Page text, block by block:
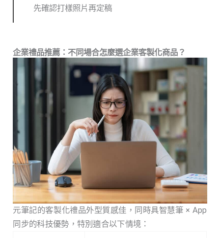
先確認打樣照片再定稿
企業禮品推薦：不同場合怎麼選企業客製化商品？
元筆記的客製化禮品外型質感佳，同時具智慧筆 × App
同步的科技優勢，特別適合以下情境：